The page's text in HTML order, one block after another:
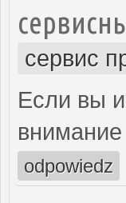
сервис
Если вы
odpowiedz